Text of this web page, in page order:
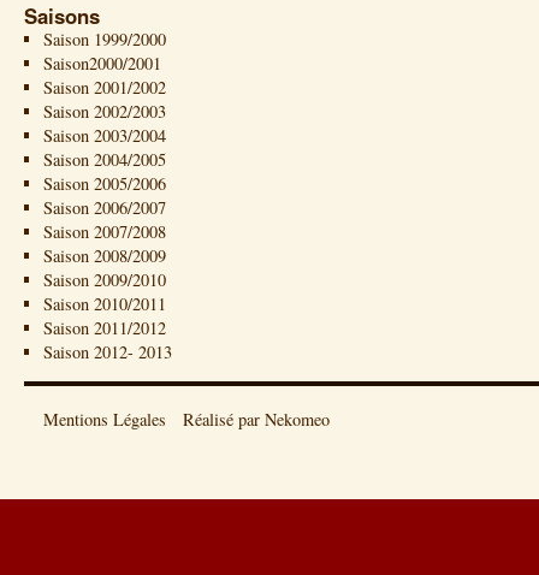
Saisons
Saison 1999/2000
Saison2000/2001
Saison 2001/2002
Saison 2002/2003
Saison 2003/2004
Saison 2004/2005
Saison 2005/2006
Saison 2006/2007
Saison 2007/2008
Saison 2008/2009
Saison 2009/2010
Saison 2010/2011
Saison 2011/2012
Saison 2012- 2013
Mentions Légales Réalisé par Nekomeo